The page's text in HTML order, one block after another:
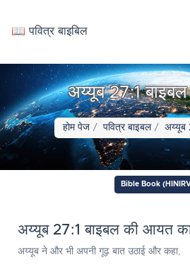
📖 पवित्र बाइबिल
अय्यूब 27:1
होम पेज पवित्र बाइबल अय्यूब
Bible Book
अय्यूब 27:1 बाइबल की आयत
अय्यूब ने और भी अपनी गूढ़ बात उठाई और कहा,